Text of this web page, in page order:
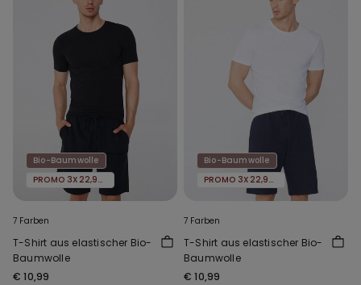
Bio-Baumwolle
PROMO 3X22,99€
7 Farben
T-Shirt aus elastischer Bio-
Baumwolle
€ 10,99
Bio-Baumwolle
PROMO 3X22,99€
7 Farben
T-Shirt aus elastischer Bio-
Baumwolle
€ 10,99